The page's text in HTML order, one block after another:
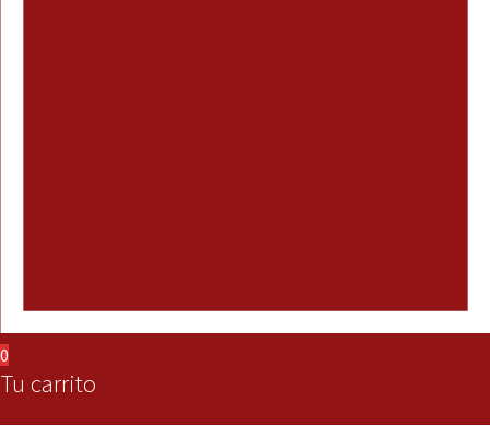
0
Tu carrito